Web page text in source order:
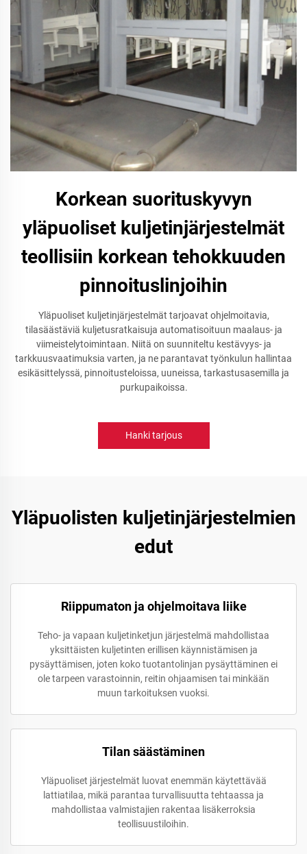
Korkean suorituskyvyn
yläpuoliset kuljetinjärjestelmät
teollisiin korkean tehokkuuden
pinnoituslinjoihin
Yläpuoliset kuljetinjärjestelmät tarjoavat ohjelmoitavia,
tilasäästäviä kuljetusratkaisuja automatisoituun maalaus- ja
viimeistelytoimintaan. Niitä on suunniteltu kestävyys- ja
tarkkuusvaatimuksia varten, ja ne parantavat työnkulun hallintaa
esikäsittelyssä, pinnoitusteloissa, uuneissa, tarkastusasemilla ja
purkupaikoissa.
Hanki tarjous
Yläpuolisten kuljetinjärjestelmien
edut
Riippumaton ja ohjelmoitava liike
Teho- ja vapaan kuljetinketjun järjestelmä mahdollistaa
yksittäisten kuljetinten erillisen käynnistämisen ja
pysäyttämisen, joten koko tuotantolinjan pysäyttäminen ei
ole tarpeen varastoinnin, reitin ohjaamisen tai minkään
muun tarkoituksen vuoksi.
Tilan säästäminen
Yläpuoliset järjestelmät luovat enemmän käytettävää
lattiatilaa, mikä parantaa turvallisuutta tehtaassa ja
mahdollistaa valmistajien rakentaa lisäkerroksia
teollisuustiloihin.